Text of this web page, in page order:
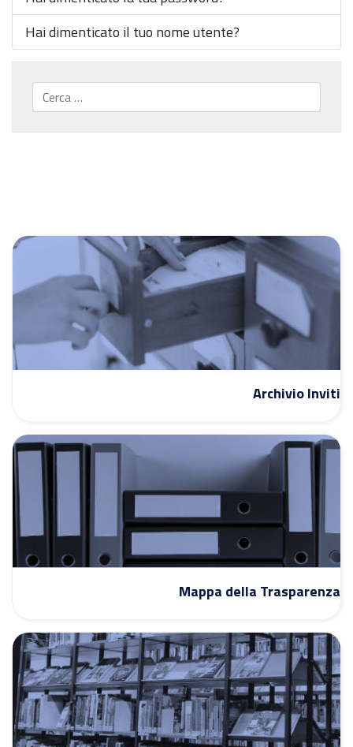
Hai dimenticato il tuo nome utente?
Cerca...
Archivio Inviti
Mappa della Trasparenza